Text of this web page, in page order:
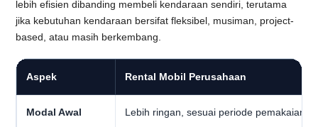
lebih efisien dibanding membeli kendaraan sendiri, terutama
jika kebutuhan kendaraan bersifat fleksibel, musiman, project-
based, atau masih berkembang.
Aspek Rental Mobil Perusahaan
Modal Awal Lebih ringan, sesuai periode pemakaian